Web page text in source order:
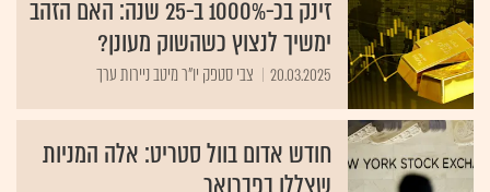
זינק בכ-1000% ב-25 שנה: האם הזהב
ימשיך לנצוץ כשהשוק מעונן?
20.03.2025 צבי סטפק יו"ר מיטב ניירות ערך
חודש אדום בוול סטריט: אלה המניות